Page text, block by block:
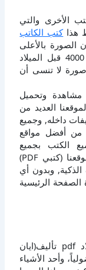
الأخرى والتي
هذاكتب الكاتب
الصورة بالأعلى
هي صورة كتاب العالم من البدايات حتى 4000 قبل الميلاد
لا تنسى أن
مشاهدة وتحميل
العديد من
داخله, وجميع
نعتبر من أفضل مواقع
الكتب بجميع
تخصصاتها, وبالنسبة لتصفح الموقع, فإن موقعنا (كتبي PDF)
وبدون أي
الرئيسية
العالم من البدايات حتى 4000 قبل الميلاد pdf تأليف(ايان
وأحد الأشياء